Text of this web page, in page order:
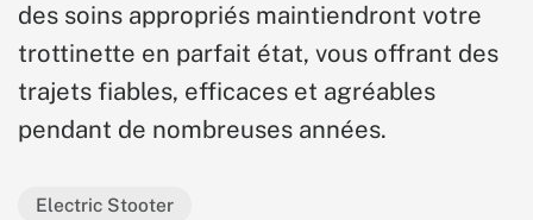
des soins appropriés maintiendront votre
trottinette en parfait état, vous offrant des
trajets fiables, efficaces et agréables
pendant de nombreuses années.
Electric Stooter